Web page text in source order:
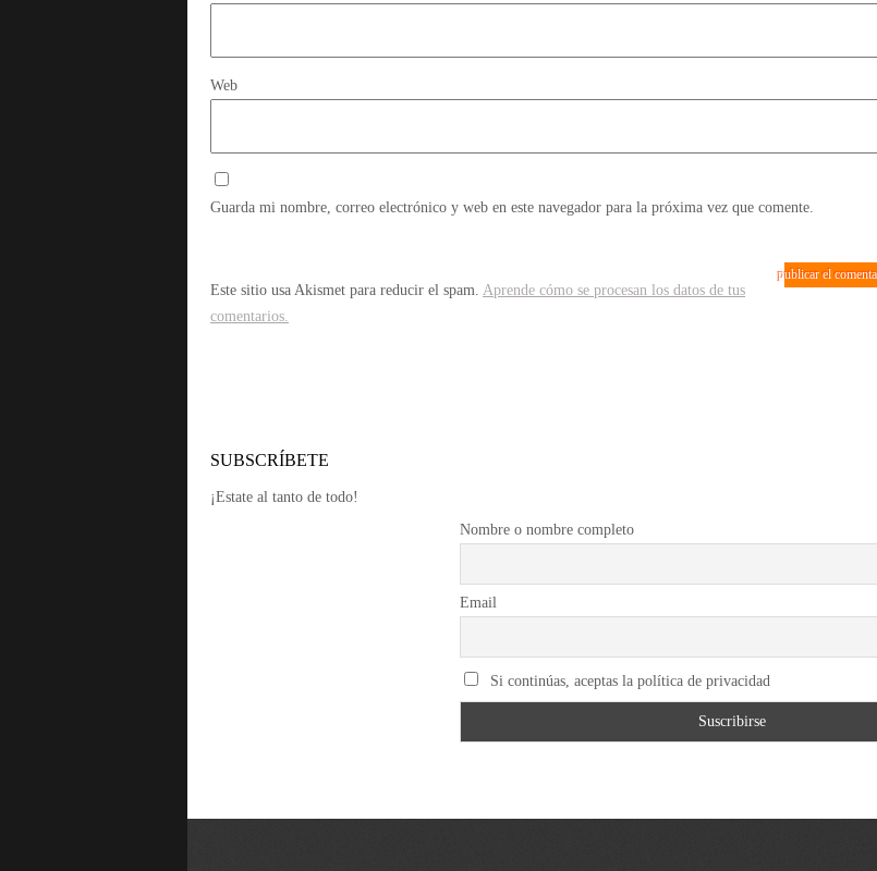
Web
Guarda mi nombre, correo electrónico y web en este navegador para la próxima vez que comente.
Este sitio usa Akismet para reducir el spam. Aprende cómo se procesan los datos de tus
comentarios.
SUBSCRÍBETE
¡Estate al tanto de todo!
Nombre o nombre completo
Email
Si continúas, aceptas la política de privacidad